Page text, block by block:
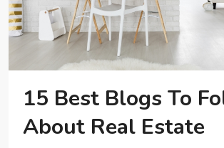
15 Best Blogs To
About Real Estate